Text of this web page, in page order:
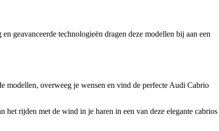
geavanceerde technologieën dragen deze modellen bij aan een
modellen, overweeg je wensen en vind de perfecte Audi Cabrio
rijden met de wind in je haren in een van deze elegante cabrios